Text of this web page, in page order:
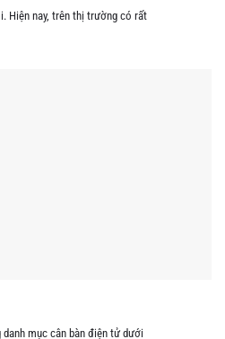
Hiện nay, trên thị trường có rất
mục cân bàn điện tử dưới